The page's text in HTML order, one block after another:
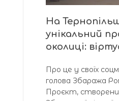
На
унікальний
околиці:
Про це у своїх
голова Збаража
Проєкт,